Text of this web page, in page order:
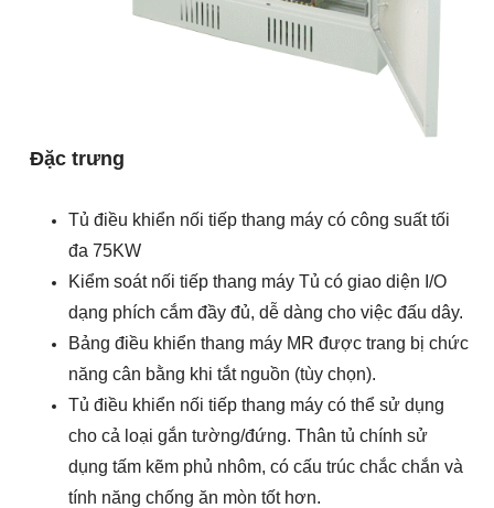
Đặc trưng
Tủ điều khiển nối tiếp thang máy có công suất tối
đa 75KW
Kiểm soát nối tiếp thang máy Tủ có giao diện I/O
dạng phích cắm đầy đủ, dễ dàng cho việc đấu dây.
Bảng điều khiển thang máy MR được trang bị chức
năng cân bằng khi tắt nguồn (tùy chọn).
Tủ điều khiển nối tiếp thang máy có thể sử dụng
cho cả loại gắn tường/đứng. Thân tủ chính sử
dụng tấm kẽm phủ nhôm, có cấu trúc chắc chắn và
tính năng chống ăn mòn tốt hơn.